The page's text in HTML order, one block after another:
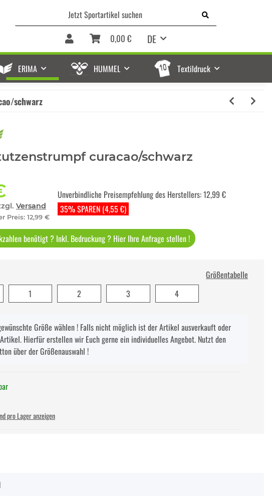
DE
0,00 €
ERIMA HUMMEL Textildruck
schwarz
curacao/schwarz
Versand
Preis: 12,99 €
35% SPAREN (4,55 €)
Unverbindliche Preisempfehlung des Herstellers:12,99 €
benötigt ? Inkl. Bedruckung ? Hier Ihre Anfrage stellen !
Größentabelle
1 2 3 4
Größe wählen ! Falls nicht möglich ist der Artikel ausverkauft oder
Hierfür erstellen wir Euch gerne ein individuelles Angebot. Nutzt den
über der Größenauswahl !
pro Lager anzeigen